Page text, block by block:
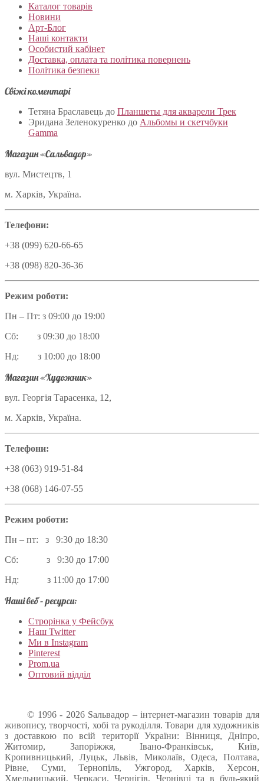
Каталог товарів
Новини
Арт-Блог
Наші контакти
Особистий кабінет
Доставка, оплата та політика повернень
Політика безпеки
Свіжі коментарі
Тетяна Браславець до Планшеты для акварели Трек
Эридана Зеленокуренко до Альбомы и скетчбуки
Gamma
Магазин «Сальвадор»
вул. Мистецтв, 1
м. Харків, Україна.
Телефони:
+38 (099) 620-66-65
+38 (098) 820-36-36
Режим роботи:
Пн – Пт: з 09:00 до 19:00
Сб: з 09:30 до 18:00
Нд: з 10:00 до 18:00
Магазин «Художник»
вул. Георгія Тарасенка, 12,
м. Харків, Україна.
Телефони:
+38 (063) 919-51-84
+38 (068) 146-07-55
Режим роботи:
Пн – пт: з 9:30 до 18:30
Сб: з 9:30 до 17:00
Нд: з 11:00 до 17:00
Наші веб – ресурси:
Строрінка у Фейсбук
Наш Twitter
Ми в Instagram
Pinterest
Prom.ua
Оптовий відділ
© 1996 - 2026 Sальвадор – інтернет-магазин товарів для
живопису, творчості, хобі та рукоділля. Товари для художників
з доставкою по всій території України: Вінниця, Дніпро,
Житомир, Запоріжжя, Івано-Франківськ, Київ,
Кропивницький, Луцьк, Львів, Миколаїв, Одеса, Полтава,
Рівне, Суми, Тернопіль, Ужгород, Харків, Херсон,
Хмельницький, Черкаси, Чернігів, Чернівці та в будь-який